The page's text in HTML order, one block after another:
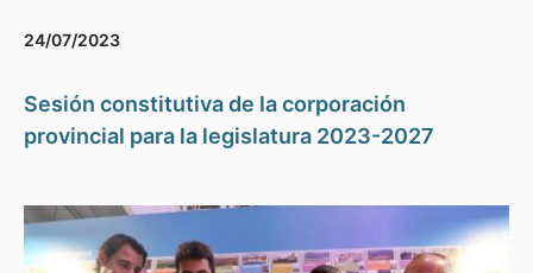
24/07/2023
Sesión constitutiva de la corporación
provincial para la legislatura 2023-2027